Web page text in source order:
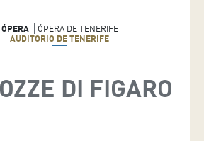
ÓPERA
ÓPERA DE TENERIFE
AUDITORIO DE TENERIFE
DI FIGARO